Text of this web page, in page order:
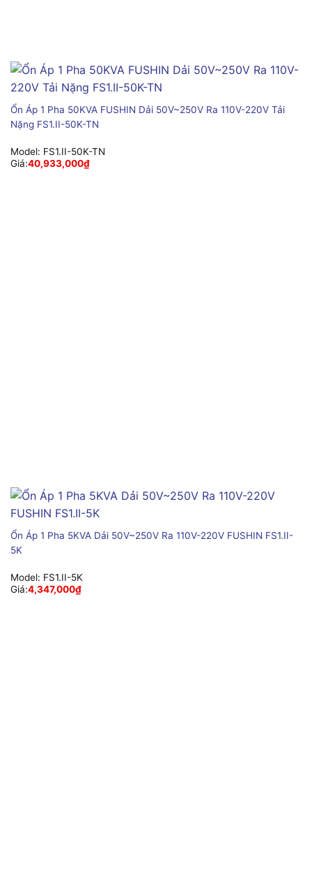
Ổn Áp 1 Pha 50KVA FUSHIN Dải 50V~250V Ra 110V-220V Tải
Nặng FS1.II-50K-TN
Model: FS1.II-50K-TN
Giá:40,933,000₫
Ổn Áp 1 Pha 5KVA Dải 50V~250V Ra 110V-220V FUSHIN FS1.II-
5K
Model: FS1.II-5K
Giá:4,347,000₫